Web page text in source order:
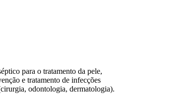
para o tratamento da pele,
e tratamento de infecções
odontologia, dermatologia).